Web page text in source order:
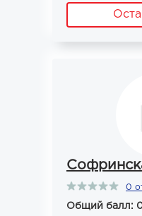
0
Общий балл: